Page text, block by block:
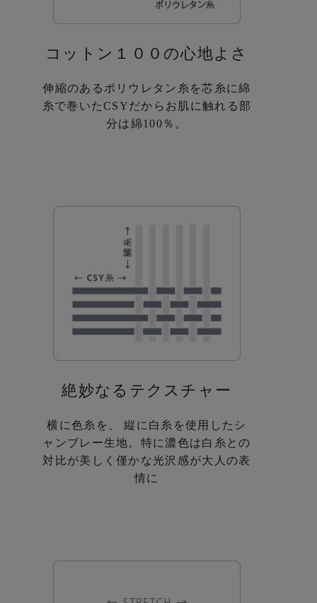
コットン１００の心地よさ
伸縮のあるポリウレタン糸を芯糸に綿
糸で巻いたCSYだから お肌に触れる部
分は綿100％。
絶妙なるテクスチャー
横に色糸を、 縦に白糸を使用したシ
ャンブレー生地。 特に濃色は白糸との
対比が美しく僅かな光沢感が大人の表
情に